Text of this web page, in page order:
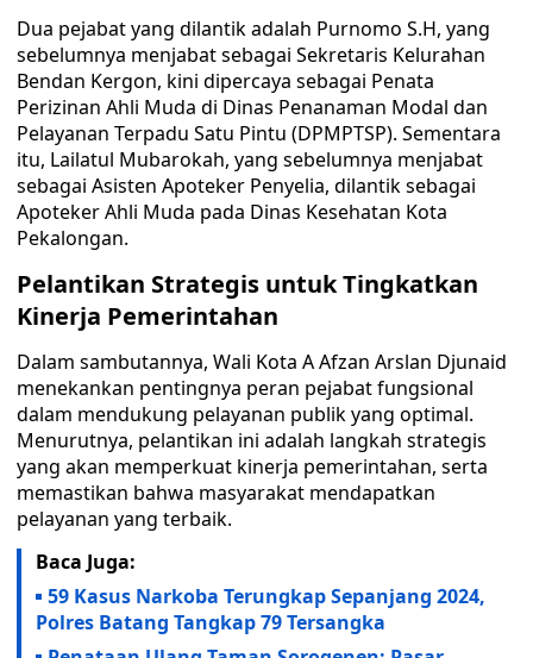
Dua pejabat yang dilantik adalah Purnomo S.H, yang
sebelumnya menjabat sebagai Sekretaris Kelurahan
Bendan Kergon, kini dipercaya sebagai Penata
Perizinan Ahli Muda di Dinas Penanaman Modal dan
Pelayanan Terpadu Satu Pintu (DPMPTSP). Sementara
itu, Lailatul Mubarokah, yang sebelumnya menjabat
sebagai Asisten Apoteker Penyelia, dilantik sebagai
Apoteker Ahli Muda pada Dinas Kesehatan Kota
Pekalongan.
Pelantikan Strategis untuk Tingkatkan
Kinerja Pemerintahan
Dalam sambutannya, Wali Kota A Afzan Arslan Djunaid
menekankan pentingnya peran pejabat fungsional
dalam mendukung pelayanan publik yang optimal.
Menurutnya, pelantikan ini adalah langkah strategis
yang akan memperkuat kinerja pemerintahan, serta
memastikan bahwa masyarakat mendapatkan
pelayanan yang terbaik.
Baca Juga:
59 Kasus Narkoba Terungkap Sepanjang 2024,
Polres Batang Tangkap 79 Tersangka